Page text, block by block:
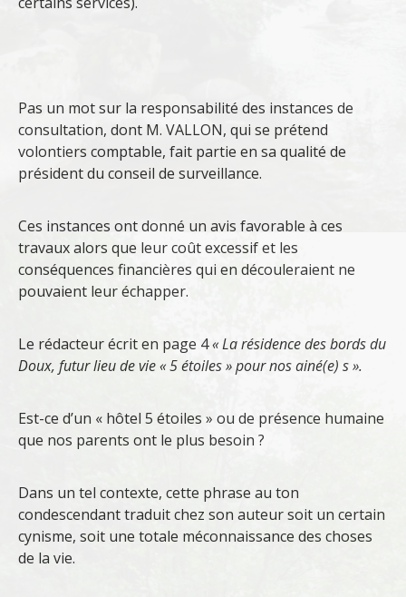
Pas un mot sur la responsabilité des instances de
consultation, dont M. VALLON, qui se prétend
volontiers comptable, fait partie en sa qualité de
président du conseil de surveillance.
Ces instances ont donné un avis favorable à ces
travaux alors que leur coût excessif et les
conséquences financières qui en découleraient ne
pouvaient leur échapper.
Le rédacteur écrit en page 4« La résidence des bords du
Doux, futur lieu de vie « 5 étoiles » pour nos ainé(e) s ».
Est-ce d’un « hôtel 5 étoiles » ou de présence humaine
que nos parents ont le plus besoin ?
Dans un tel contexte, cette phrase au ton
condescendant traduit chez son auteur soit un certain
cynisme, soit une totale méconnaissance des choses
de la vie.